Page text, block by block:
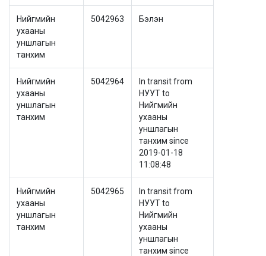
Нийгмийн
ухааны
уншлагын
танхим
5042963 Бэлэн
Нийгмийн
ухааны
уншлагын
танхим
5042964
In transit from
НУУТ to
Нийгмийн
ухааны
уншлагын
танхим since
2019-01-18
11:08:48
Нийгмийн
ухааны
уншлагын
танхим
5042965
In transit from
НУУТ to
Нийгмийн
ухааны
уншлагын
танхим since